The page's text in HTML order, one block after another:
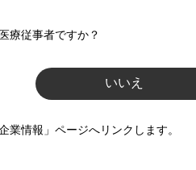
療従事者ですか？
いいえ
業情報」ページへリンクします。
、歯科技工士）に